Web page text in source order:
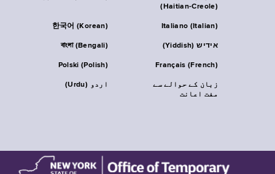
(Haitian-Creole)
한국어 (Korean) Italiano (Italian)
বাংলা (Bengali) אידיש (Yiddish)
Polski (Polish) Français (French)
اردو (Urdu)
زبان کے حوالے سے
مفت اعانت